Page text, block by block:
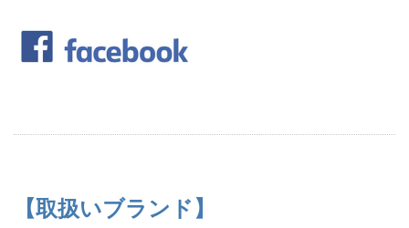
【取扱いブランド】